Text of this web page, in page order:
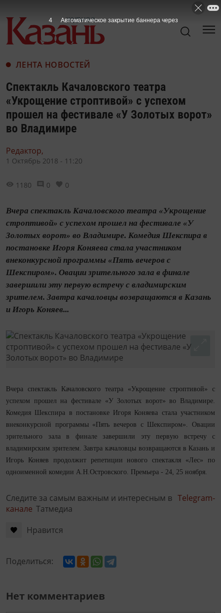
ЛЕНТА НОВОСТЕЙ
Спектакль Качаловского театра
«Укрощение строптивой» с успехом
прошел на фестивале «У Золотых ворот»
во Владимире
Редактор,
1 Октябрь 2018 - 11:20
1180 0 0
Вчера спектакль Качаловского театра «Укрощение
строптивой» с успехом прошел на фестивале «У
Золотых ворот» во Владимире. Комедия Шекспира в
постановке Игоря Коняева стала участником
внеконкурсной программы «Пять вечеров с
Шекспиром». Овации зрительного зала в финале
завершили эту первую встречу с владимирским
зрителем. Завтра качаловцы возвращаются в Казань
и Игорь Коняев...
Вчера спектакль Качаловского театра «Укрощение строптивой» с
успехом прошел на фестивале «У Золотых ворот» во Владимире.
Комедия Шекспира в постановке Игоря Коняева стала участником
внеконкурсной программы «Пять вечеров с Шекспиром». Овации
зрительного зала в финале завершили эту первую встречу с
владимирским зрителем. Завтра качаловцы возвращаются в Казань и
Игорь Коняев продолжит репетиции нового спектакля «Лес» по
одноименной комедии А.Н.Островского. Премьера - 24, 25 ноября.
Следите за самым важным и интересным в Telegram-
канале Татмедиа
Нравится
Поделиться:
Нет комментариев
3 Автоматическое закрытие баннера через